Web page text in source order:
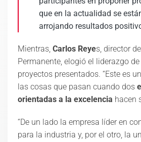
que en la actualidad se
arrojando resultados
Mientras, Carlos Reyes, director
Permanente, elogió el liderazgo
proyectos presentados. “Este es
las cosas que pasan cuando dos
orientadas a la excelencia hacen
“De un lado la empresa líder en
para la industria y, por el otro, la